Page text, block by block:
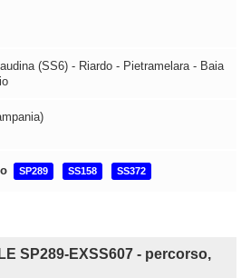
(SS6) - Riardo - Pietramelara - Baia
SP289 SS158 SS372
SP289-EXSS607 - percorso,